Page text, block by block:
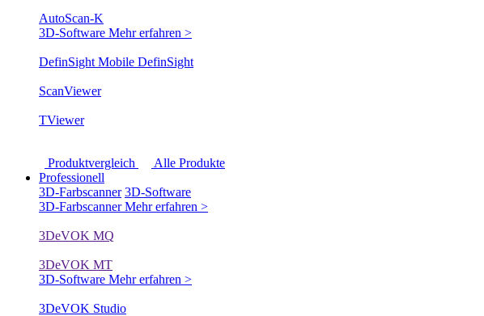
AutoScan-K
3D-Software Mehr erfahren >
DefinSight Mobile DefinSight
ScanViewer
TViewer
Produktvergleich
Alle Produkte
Professionell
3D-Farbscanner 3D-Software
3D-FarbscannerMehr erfahren >
3DeVOK MQ
3DeVOK MT
3D-Software Mehr erfahren >
3DeVOK Studio